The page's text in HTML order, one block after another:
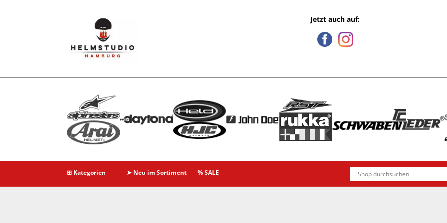
Jetzt auch auf:
⊞ Kategorien ➤ Neu im Sortiment % SALE